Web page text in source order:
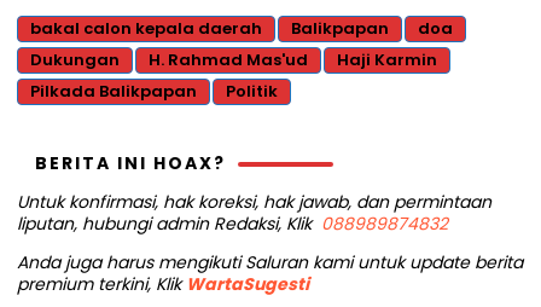
bakal calon kepala daerah Balikpapan
doa
Dukungan
H. Rahmad Mas'ud
Haji Karmin
Pilkada Balikpapan
Politik
BERITA INI HOAX?
Untuk konfirmasi, hak koreksi, hak jawab, dan permintaan
liputan, hubungi admin Redaksi, Klik 088989874832
Anda juga harus mengikuti Saluran kami untuk update berita
premium terkini, Klik WartaSugesti